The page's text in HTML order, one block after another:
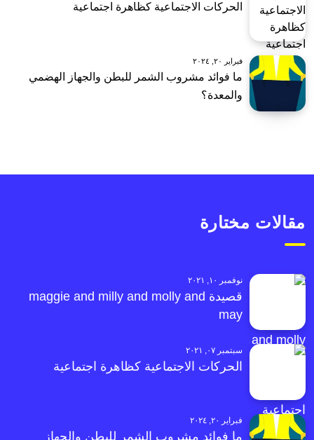
الحركات الاجتماعية كظاهرة اجتماعية
فبراير ٢٠, ٢٠٢٤
ما فوائد مشروب الشمر للبطن والجهاز الهضمي
والمعدة؟
مقالات مختارة
نوفمبر ١٠, ٢٠٢١
قصيدة maggie and milly and molly and
may
سبتمبر ٠٧, ٢٠٢١
الحركات الاجتماعية كظاهرة اجتماعية
فبراير ٢٠, ٢٠٢٤
ما فوائد مشروب الشمر للبطن والجهاز